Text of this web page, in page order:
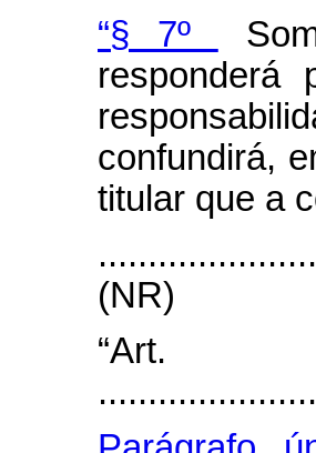
“§ 7º
responderá
confundirá,
titular que a
(NR)